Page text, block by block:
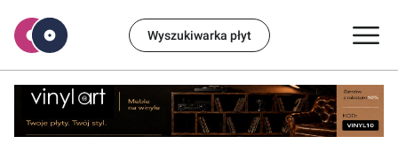
Wyszukiwarka płyt